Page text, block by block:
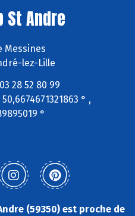
St Andre
Messines
lez-Lille
28 52 80 99
50,6674671321863 ° ,
°
(59350) est proche de